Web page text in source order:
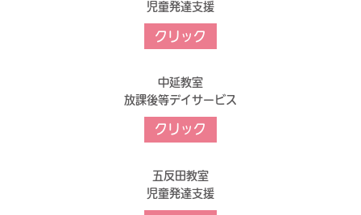
児童発達支援
クリック
中延教室
放課後等デイサービス
クリック
五反田教室
児童発達支援